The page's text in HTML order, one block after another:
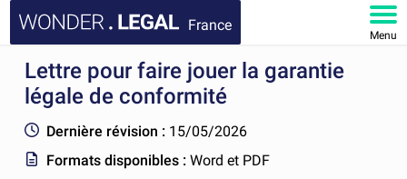
France
Menu
ACCUEIL
FAQ
Lettre pour faire jouer la garantie
légale de conformité
Dernière révision : 15/05/2026
Formats disponibles :Word et PDF